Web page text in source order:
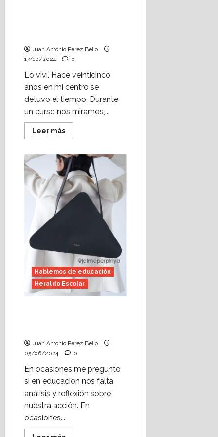
Juan Antonio Pérez Bello
17/10/2024
0
Lo viví. Hace veinticinco
años en mi centro se
detuvo el tiempo. Durante
un curso nos miramos,...
Leer másLeer
más
Cambia
el
rumbo
el
caminante
(Heraldo
Escolar)
Foto:
Hablemos de educación
Heraldo Escolar
Juan Antonio Pérez Bello
05/06/2024
0
En ocasiones me pregunto
si en educación nos falta
análisis y reflexión sobre
nuestra acción. En
ocasiones...